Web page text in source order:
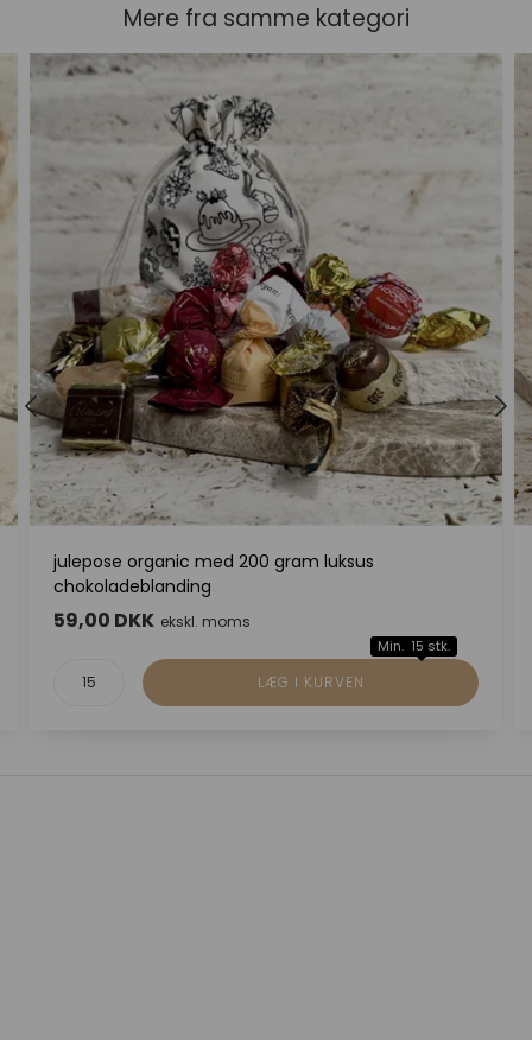
Mere fra samme kategori
julepose organic med 200 gram luksus
chokoladeblanding
59,00 DKK ekskl. moms
Min. 15 stk.